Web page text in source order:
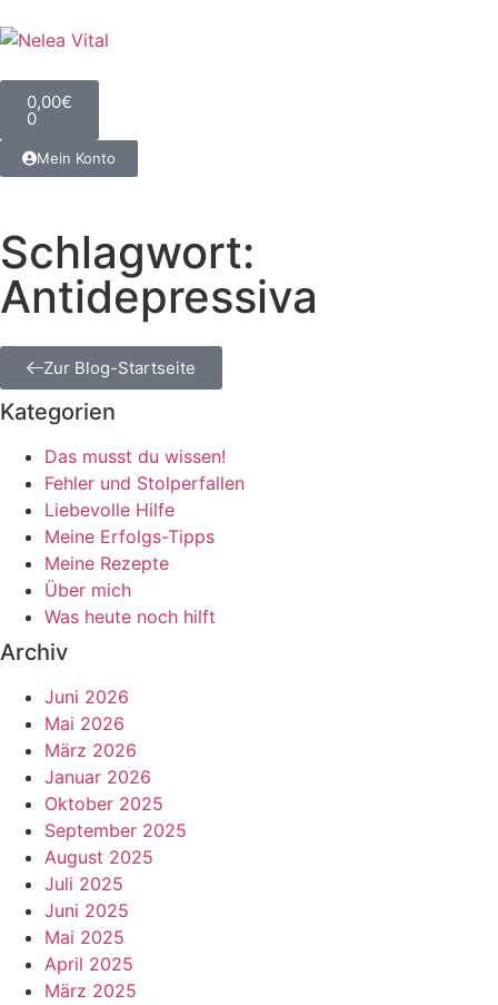
0,00€
0
Mein Konto
Schlagwort:
Antidepressiva
Zur Blog-Startseite
Kategorien
Das musst du wissen!
Fehler und Stolperfallen
Liebevolle Hilfe
Meine Erfolgs-Tipps
Meine Rezepte
Über mich
Was heute noch hilft
Archiv
Juni 2026
Mai 2026
März 2026
Januar 2026
Oktober 2025
September 2025
August 2025
Juli 2025
Juni 2025
Mai 2025
April 2025
März 2025